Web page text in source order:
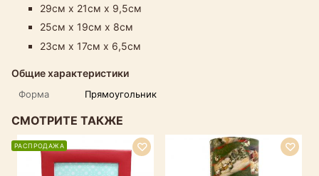
29см х 21см х 9,5см
25см х 19см х 8см
23см х 17см х 6,5см
Общие характеристики
Форма Прямоугольник
СМОТРИТЕ ТАКЖЕ
РАСПРОДАЖА